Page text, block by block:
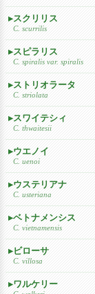
スクリリス
C. scurrilis
スピラリス
C. spiralis var. spiralis
ストリオラータ
C. striolata
スワイテシィ
C. thwaitesii
ウエノイ
C. uenoi
ウステリアナ
C. usteriana
ベトナメンシス
C. vietnamensis
ビローサ
C. villosa
ワルケリー